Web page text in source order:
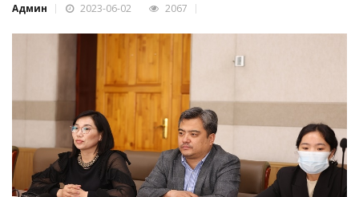
Админ 2023-06-02 2067